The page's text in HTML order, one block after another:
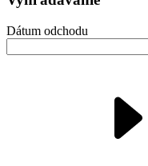
Dátum odchodu